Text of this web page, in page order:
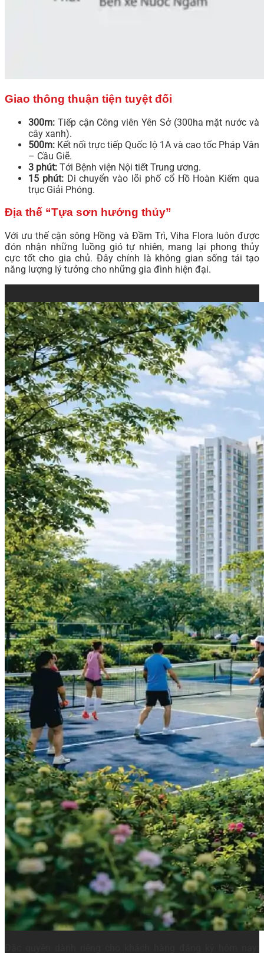
Giao thông thuận tiện tuyệt đối
300m: Tiếp cận Công viên Yên Sở (300ha mặt nước và
cây xanh).
500m: Kết nối trực tiếp Quốc lộ 1A và cao tốc Pháp Vân
– Cầu Giẽ.
3 phút: Tới Bệnh viện Nội tiết Trung ương.
15 phút:Di chuyển vào lõi phố cổ Hồ Hoàn Kiếm qua
trục Giải Phóng.
Địa thế “Tựa sơn hướng thủy”
Với ưu thế cận sông Hồng và Đầm Trì, Viha Flora luôn được
đón nhận những luồng gió tự nhiên, mang lại phong thủy
cực tốt cho gia chủ. Đây chính là không gian sống tái tạo
năng lượng lý tưởng cho những gia đình hiện đại.